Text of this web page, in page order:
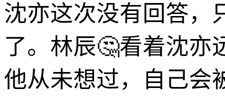
沈亦这次没有回答，
了。林辰🤔看着沈亦
他从未想过，自己会